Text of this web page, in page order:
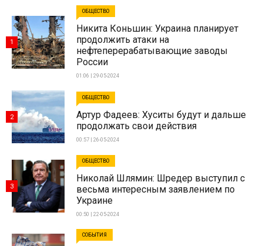
ОБЩЕСТВО
Никита Коньшин: Украина планирует
продолжить атаки на
нефтеперерабатывающие заводы
России
01:06 | 29-05-2024
1
ОБЩЕСТВО
Артур Фадеев: Хуситы будут и дальше
продолжать свои действия
00:57 | 26-05-2024
2
ОБЩЕСТВО
Николай Шлямин: Шредер выступил с
весьма интересным заявлением по
Украине
00:50 | 22-05-2024
3
СОБЫТИЯ